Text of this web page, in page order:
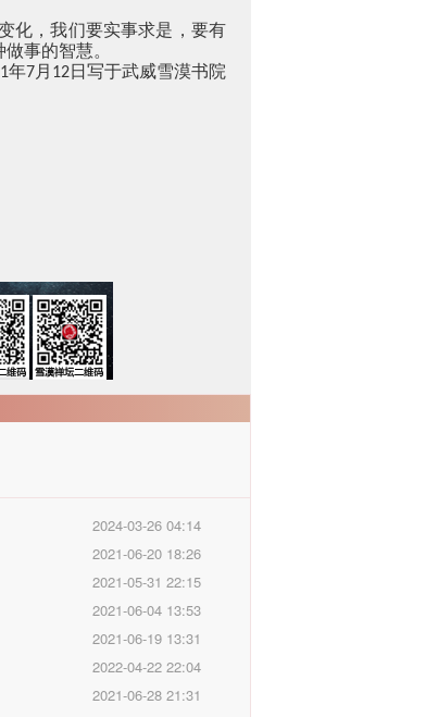
化，我们要实事求是，要有
事的智慧。
年7月 12日写于武威雪漠书院
2024-03-26 04:14
2021-06-20 18:26
2021-05-31 22:15
2021-06-04 13:53
2021-06-19 13:31
2022-04-22 22:04
2021-06-28 21:31